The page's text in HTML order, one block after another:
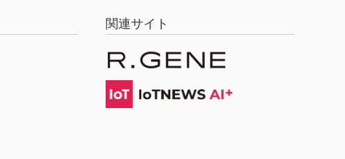
関連サイト